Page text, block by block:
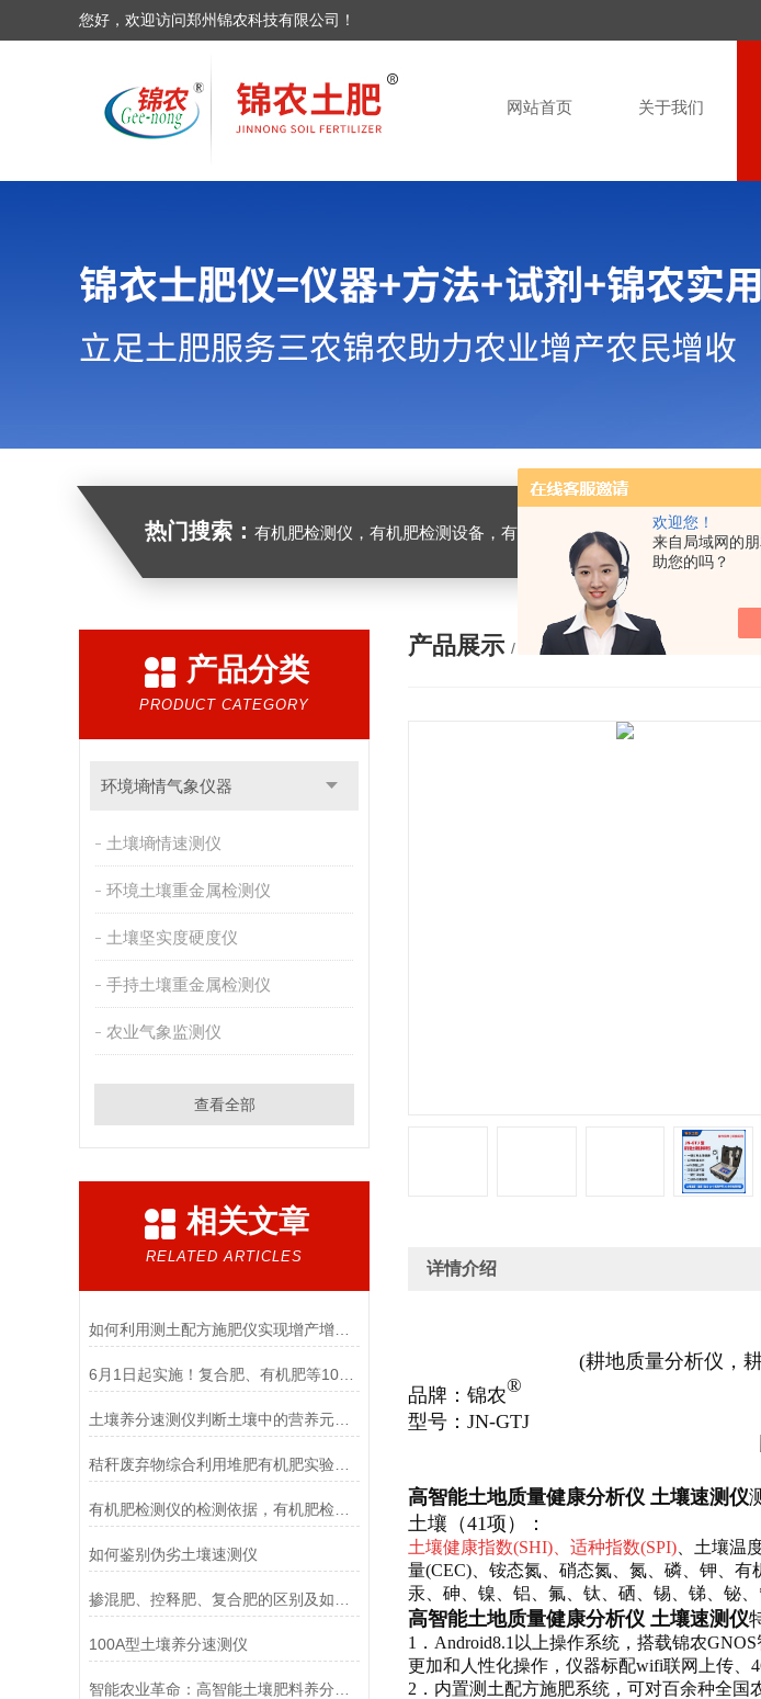
欢迎您！
来自局域网的
助您的吗？
您好，欢迎访问郑州锦农科技有限公司！
网站首页 关于我们
热门搜索： 有机肥检测仪，有机肥检测设备，有机肥实验室设备，生物有机肥检测仪器，有机肥化验仪，有机肥实
产品分类
PRODUCT CATEGORY
环境墒情气象仪器
土壤墒情速测仪
环境土壤重金属检测仪
土壤坚实度硬度仪
手持土壤重金属检测仪
农业气象监测仪
查看全部
相关文章
RELATED ARTICLES
如何利用测土配方施肥仪实现增产增效？
6月1日起实施！复合肥、有机肥等10项新国家标准
土壤养分速测仪判断土壤中的营养元素是否过量
秸秆废弃物综合利用堆肥有机肥实验室检测仪器设备
如何鉴别伪劣土壤速测仪
100A型土壤养分速测仪
产品展示 / PRODUCTS
详情介绍
(耕地质量分析仪，
品牌：锦农®
型号： JN-GTJ
高智能土地质量健康分析仪 土壤速测仪
土壤（41项）：
土壤健康指数(SHI)、适种指数(SPI) 、土壤温
量(CEC)、铵态氮、硝态氮、氮、磷、钾、
汞、砷、镍、铝、氟、钛、硒、 锡、锑、铋
高智能土地质量健康分析仪 土壤速测仪
1 ． Android8.1以上操作系统，搭载锦农
更加和人性化操作，仪器标配wifi联网上传、
2．内置测土配方施肥系统，可对百余种全